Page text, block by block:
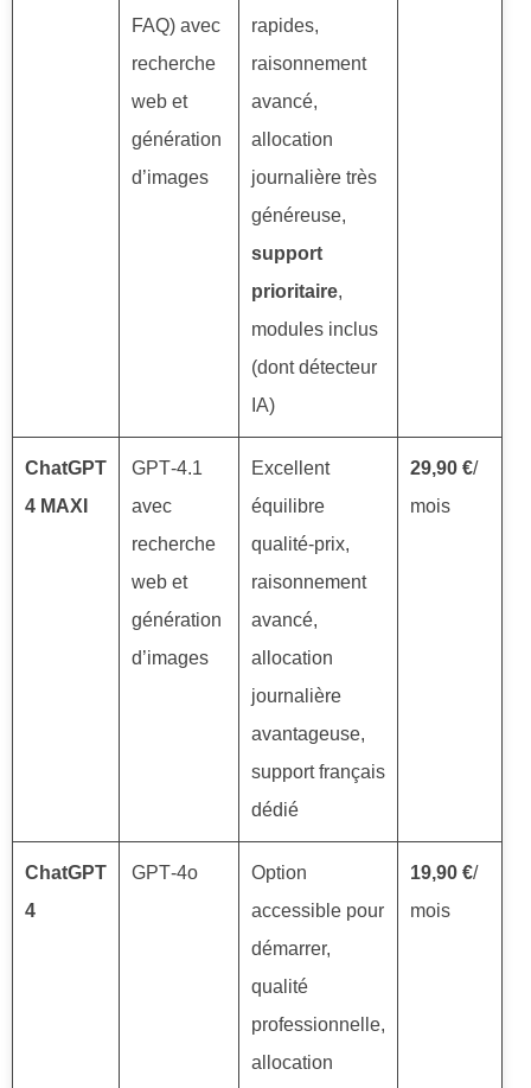
FAQ) avec
recherche
web et
génération
d’images
rapides,
raisonnement
avancé,
allocation
journalière très
généreuse,
support
prioritaire,
modules inclus
(dont détecteur
IA)
ChatGPT
4 MAXI
GPT‑4.1
avec
recherche
web et
génération
d’images
Excellent
équilibre
qualité-prix,
raisonnement
avancé,
allocation
journalière
avantageuse,
support français
dédié
29,90 €/
mois
ChatGPT
4
GPT‑4o
Option
accessible pour
démarrer,
qualité
professionnelle,
allocation
19,90 €/
mois